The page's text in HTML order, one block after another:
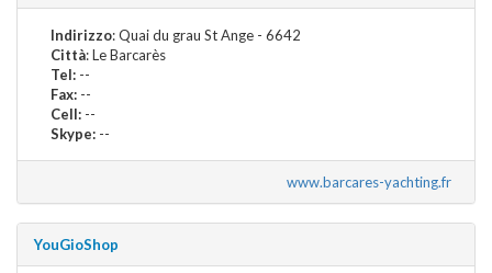
Indirizzo: Quai du grau St Ange - 6642
Città: Le Barcarès
Tel: --
Fax: --
Cell: --
Skype: --
www.barcares-yachting.fr
YouGioShop